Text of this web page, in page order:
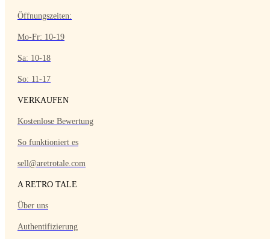
Öffnungszeiten:
Mo-Fr: 10-19
Sa: 10-18
So: 11-17
VERKAUFEN
Kostenlose Bewertung
So funktioniert es
sell@aretrotale.com
A RETRO TALE
Über uns
Authentifizierung